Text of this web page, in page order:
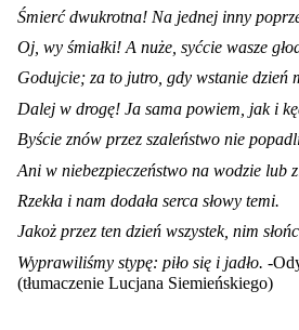
Śmierć dwukrotna! Na jednej inny
Oj, wy śmiałki! A nuże, syćcie wasze
Godujcie; za to jutro, gdy wstanie dzień
Dalej w drogę! Ja sama powiem, jak i
Byście znów przez szaleństwo nie
Ani w niebezpieczeństwo na wodzie lub
Rzekła i nam dodała serca słowy temi.
Jakoż przez ten dzień wszystek, nim
Wyprawiliśmy stypę: piło się i jadło. -
(tłumaczenie Lucjana Siemieńskiego)